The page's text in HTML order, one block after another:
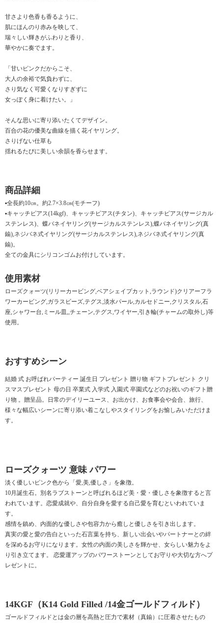
甘さより色香も香るように、
肌にほんのり赤みを映して、
瑞々しい輝きがふわりと香り、
華やかに奏でます。
「甘いピンクだからこそ、
大人の余裕で気負わずに、
さり気なく可愛くなりすぎずに
女っぽく身に着けたい。」
そんな思いに寄り添いたくてデザイン。
百合の花の優美な曲線を描く花イヤリング。
さりげない仕草も
揺れるたびに美しい余韻を香らせます。
商品詳細
▪全長約10㎝。約2.7×3.8㎝(モチーフ)
▪キャッチピアス(14kgf)、キャッチピアス(チタン)、キャッチピアス(サージカル
ステンレス)、蝶バネイヤリング(サージカルステンレス),蝶バネイヤリング(真
鍮),ネジバネ式イヤリング(サージカルステンレス),ネジバネ式イヤリング(真
鍮)。
全ての金具にシリコンゴムお付けしています。
使用素材
ローズクォーツ(リリーカービング,ベアシェイプカット,ラウンド)クリアーフラ
ワーカービング,ガラスビーズ,テグス,淡水パール,カルセドニー,クリスタル,石
座,シャワー台,ミール皿,,チェーン,テグス,ワイヤー,引き輪(チャームの取外し)等
使用。
おすすめシーン
結婚 式 お呼ばれパーティー 誕生日 プレゼント 贈り物 ギフトプレゼント クリ
スマスプレゼント 母の日 卒業式 入学式 入園式 卒園式などのお祝いのギフト贈
り物 。贈呈品。日常のデイリーユース、お出かけ、お食事会や会合、旅行、
様々な幅広いシーンに寄り添い着こなしやスタイリングをお愉しみいただけま
す。
ローズクォーツ 意味 パワー
淡く優しいピンク色から「愛,美,優しさ」を象徴。
10月誕生石。別名ラブストーンと呼ばれるほど美・愛・優しさを象徴すると言
われています。恋愛成就や、自分自身を愛する自己愛を育むといわれていま
す。
感情を鎮め、内面的な優しさや包容力から癒しと優しさを引き出します。
真実の愛と愛の告白といった石言葉を持ち、新しい出会いやパートナーとの絆
を深めるお守りになります。女性の内面の美しさを輝かせ、女らしい魅力をよ
り引き立てます。 恋愛運アップのパワーストーンとしてお守りや大切な方へプ
レゼントに。
14KGF（K14 Gold Filled /14金ゴールドフィルド）
ゴールドフィルドとは金の層を高熱と圧力で素材（真鍮）に圧着させたもの